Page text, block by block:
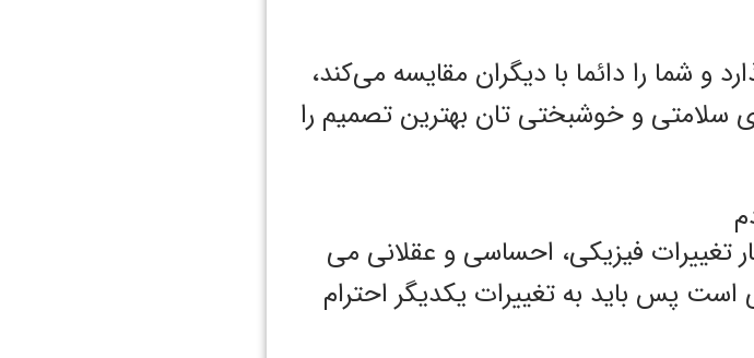
و شما را دائما با دیگران مقایسه می‌کند،
سلامتی و خوشبختی تان بهترین تصمیم را
فیزیکی، احساسی و عقلانی می
پس باید به تغییرات یکدیگر احترام